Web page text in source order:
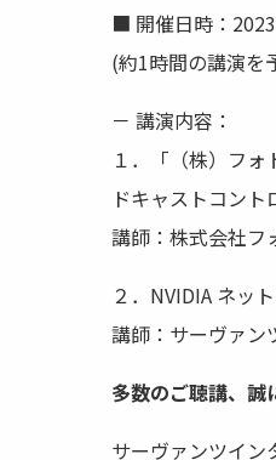
■ 開催日時：
(約1時間の講演を
－ 講演内容：
１．「（株）フ
ドキャストコント
講師：株式会社
２．NVIDIA ネッ
講師：サーヴァン
多数のご聴講、誠
サーヴァンツイン